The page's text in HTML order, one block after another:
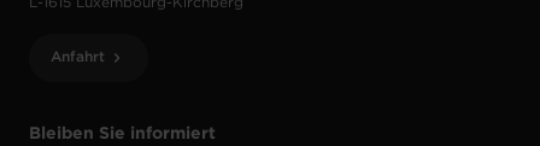
Bleiben Sie informiert
L-1615 Luxembourg-Kirchberg
Anfahrt